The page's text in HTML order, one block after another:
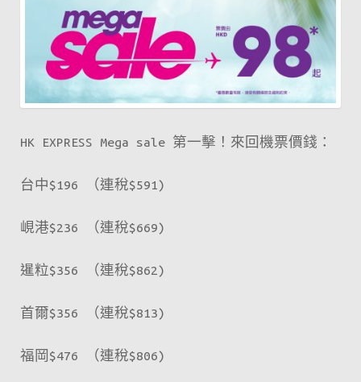
HK EXPRESS Mega sale 第一擊！來回機票價錢：
台中$196 （連稅$591)
峴港$236 （連稅$669)
暹粒$356 （連稅$862)
首爾$356 （連稅$813)
福岡$476 （連稅$806)